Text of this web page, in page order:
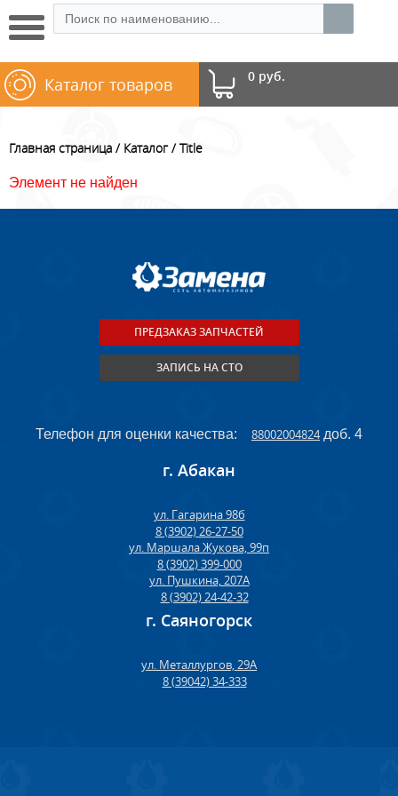
0 руб.
Каталог товаров
Главная страница Каталог Title
Элемент не найден
ПРЕДЗАКАЗ ЗАПЧАСТЕЙ
ЗАПИСЬ НА СТО
Телефон для оценки качества: 88002004824доб. 4
г. Абакан
ул. Гагарина 98б
8 (3902) 26-27-50
ул. Маршала Жукова, 99п
8 (3902) 399-000
ул. Пушкина, 207А
8 (3902) 24-42-32
г. Саяногорск
ул. Металлургов, 29А
8 (39042) 34-333